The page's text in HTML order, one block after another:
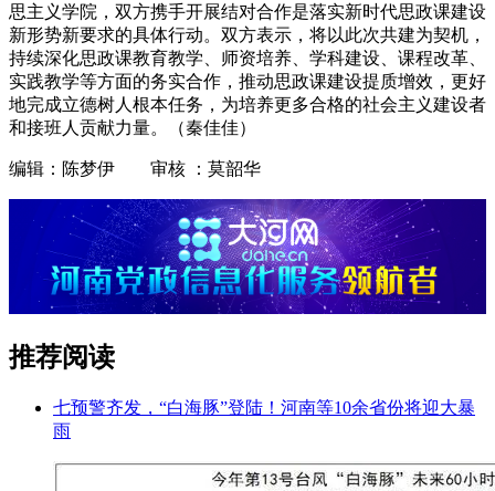
思主义学院，双方携手开展结对合作是落实新时代思政课建设
新形势新要求的具体行动。双方表示，将以此次共建为契机，
持续深化思政课教育教学、师资培养、学科建设、课程改革、
实践教学等方面的务实合作，推动思政课建设提质增效，更好
地完成立德树人根本任务，为培养更多合格的社会主义建设者
和接班人贡献力量。（秦佳佳）
编辑：陈梦伊 审核 ：莫韶华
推荐阅读
七预警齐发，“白海豚”登陆！河南等10余省份将迎大暴
雨